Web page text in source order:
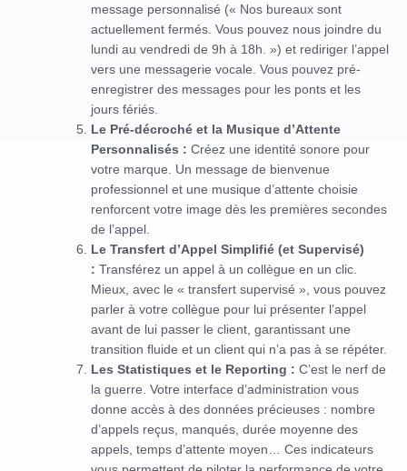
message personnalisé (« Nos bureaux sont
actuellement fermés. Vous pouvez nous joindre du
lundi au vendredi de 9h à 18h. ») et rediriger l’appel
vers une messagerie vocale. Vous pouvez pré-
enregistrer des messages pour les ponts et les
jours fériés.
Le Pré-décroché et la Musique d’Attente
Personnalisés : Créez une identité sonore pour
votre marque. Un message de bienvenue
professionnel et une musique d’attente choisie
renforcent votre image dès les premières secondes
de l’appel.
Le Transfert d’Appel Simplifié (et Supervisé)
: Transférez un appel à un collègue en un clic.
Mieux, avec le « transfert supervisé », vous pouvez
parler à votre collègue pour lui présenter l’appel
avant de lui passer le client, garantissant une
transition fluide et un client qui n’a pas à se répéter.
Les Statistiques et le Reporting : C’est le nerf de
la guerre. Votre interface d’administration vous
donne accès à des données précieuses : nombre
d’appels reçus, manqués, durée moyenne des
appels, temps d’attente moyen… Ces indicateurs